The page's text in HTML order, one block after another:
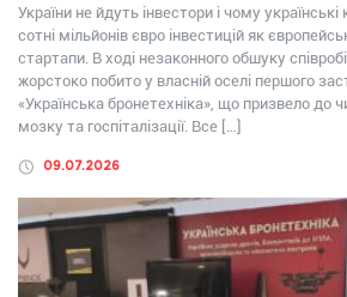
України не йдуть інвестори і чому
сотні мільйонів євро інвестицій як
стартапи. В ході незаконного обшуку
жорстоко побито у власній оселі першого
«Українська бронетехніка», що призвело до
мозку та госпіталізації. Все […]
09.07.2026